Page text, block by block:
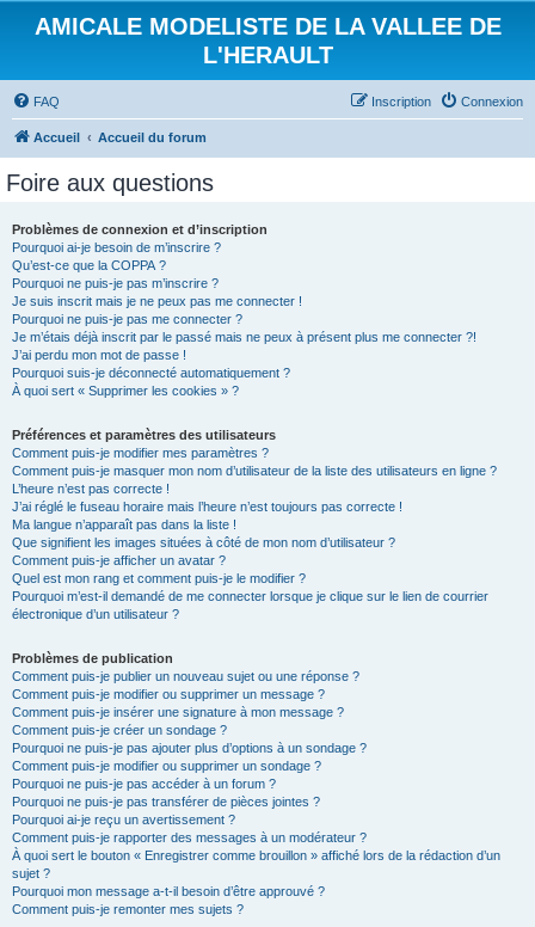
AMICALE MODELISTE DE LA VALLEE DE
L'HERAULT
FAQ Connexion
Inscription
Accueil Accueil du forum
Foire aux questions
Problèmes de connexion et d’inscription
Pourquoi ai-je besoin de m’inscrire ?
Qu’est-ce que la COPPA ?
Pourquoi ne puis-je pas m’inscrire ?
Je suis inscrit mais je ne peux pas me connecter !
Pourquoi ne puis-je pas me connecter ?
Je m’étais déjà inscrit par le passé mais ne peux à présent plus me connecter ?!
J’ai perdu mon mot de passe !
Pourquoi suis-je déconnecté automatiquement ?
À quoi sert « Supprimer les cookies » ?
Préférences et paramètres des utilisateurs
Comment puis-je modifier mes paramètres ?
Comment puis-je masquer mon nom d’utilisateur de la liste des utilisateurs en ligne ?
L’heure n’est pas correcte !
J’ai réglé le fuseau horaire mais l’heure n’est toujours pas correcte !
Ma langue n’apparaît pas dans la liste !
Que signifient les images situées à côté de mon nom d’utilisateur ?
Comment puis-je afficher un avatar ?
Quel est mon rang et comment puis-je le modifier ?
Pourquoi m’est-il demandé de me connecter lorsque je clique sur le lien de courrier
électronique d’un utilisateur ?
Problèmes de publication
Comment puis-je publier un nouveau sujet ou une réponse ?
Comment puis-je modifier ou supprimer un message ?
Comment puis-je insérer une signature à mon message ?
Comment puis-je créer un sondage ?
Pourquoi ne puis-je pas ajouter plus d’options à un sondage ?
Comment puis-je modifier ou supprimer un sondage ?
Pourquoi ne puis-je pas accéder à un forum ?
Pourquoi ne puis-je pas transférer de pièces jointes ?
Pourquoi ai-je reçu un avertissement ?
Comment puis-je rapporter des messages à un modérateur ?
À quoi sert le bouton « Enregistrer comme brouillon » affiché lors de la rédaction d’un
sujet ?
Pourquoi mon message a-t-il besoin d’être approuvé ?
Comment puis-je remonter mes sujets ?